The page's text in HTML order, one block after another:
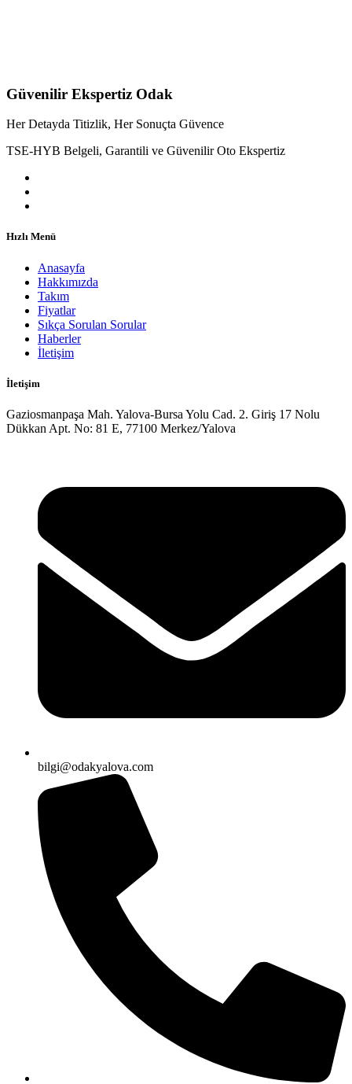
Güvenilir Ekspertiz Odak
Her Detayda Titizlik, Her Sonuçta Güvence
TSE-HYB Belgeli, Garantili ve Güvenilir Oto Ekspertiz
Hızlı Menü
Anasayfa
Hakkımızda
Takım
Fiyatlar
Sıkça Sorulan Sorular
Haberler
İletişim
İletişim
Gaziosmanpaşa Mah. Yalova-Bursa Yolu Cad. 2. Giriş 17 Nolu
Dükkan Apt. No: 81 E, 77100 Merkez/Yalova
bilgi@odakyalova.com